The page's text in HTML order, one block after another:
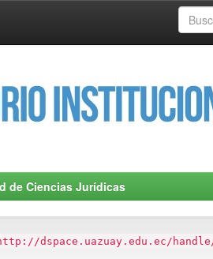
de Ciencias Jurídicas
dspace.uazuay.edu.ec/